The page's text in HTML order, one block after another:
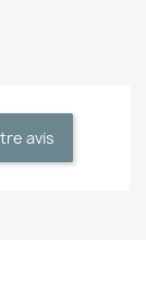
avis